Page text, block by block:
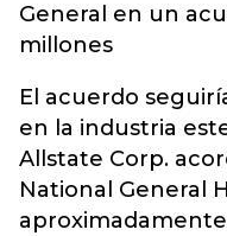
General en un
millones
El acuerdo
en la industria
Allstate Corp.
National General